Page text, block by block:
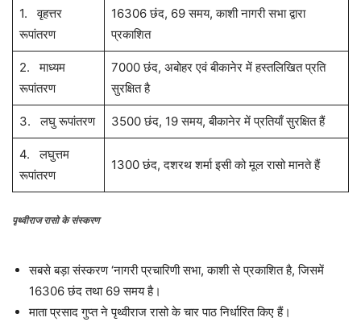
1. वृहत्तर
रूपांतरण
16306 छंद, 69 समय, काशी नागरी सभा द्वारा
प्रकाशित
2. माध्यम
रूपांतरण
7000 छंद, अबोहर एवं बीकानेर में हस्तलिखित प्रति
सुरक्षित है
3. लघु रूपांतरण 3500 छंद, 19 समय, बीकानेर में प्रतियाँ सुरक्षित हैं
4. लघुत्तम
रूपांतरण
1300 छंद, दशरथ शर्मा इसी को मूल रासो मानते हैं
पृथ्वीराज रासो के संस्करण
सबसे बड़ा संस्करण ‘नागरी प्रचारिणी सभा, काशी से प्रकाशित है, जिसमें
16306 छंद तथा 69 समय है।
माता प्रसाद गुप्त ने पृथ्वीराज रासो के चार पाठ निर्धारित किए हैं।